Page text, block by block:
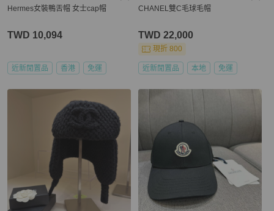
Hermes女裝鴨舌帽 女士cap帽
TWD 10,094
近新閒置品 香港 免運
CHANEL雙C毛球毛帽
TWD 22,000
現折 800
近新閒置品 本地 免運